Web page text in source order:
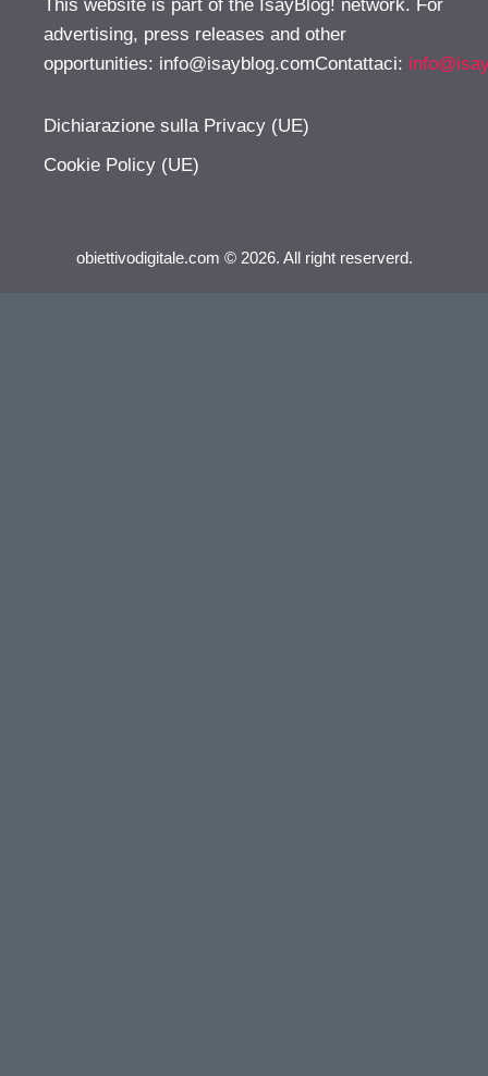
This website is part of the IsayBlog! network. For
advertising, press releases and other
opportunities: info@isayblog.comContattaci:
Dichiarazione sulla Privacy (UE)
Cookie Policy (UE)
obiettivodigitale.com © 2026. All right reserverd.